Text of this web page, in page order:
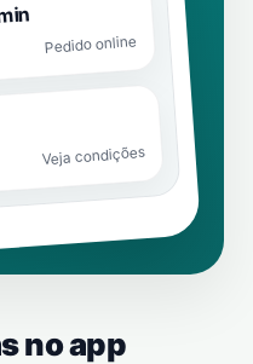
Pedido online
Veja condições
no app